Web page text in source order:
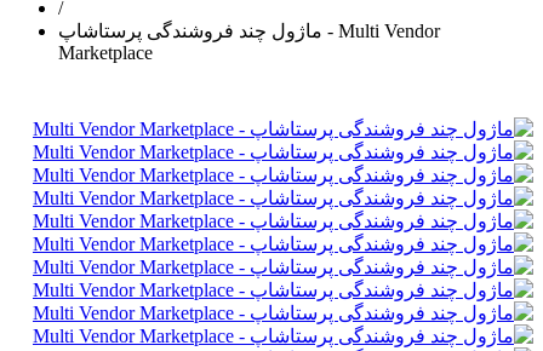
/
ماژول چند فروشندگی پرستاشاپ - Multi Vendor
Marketplace